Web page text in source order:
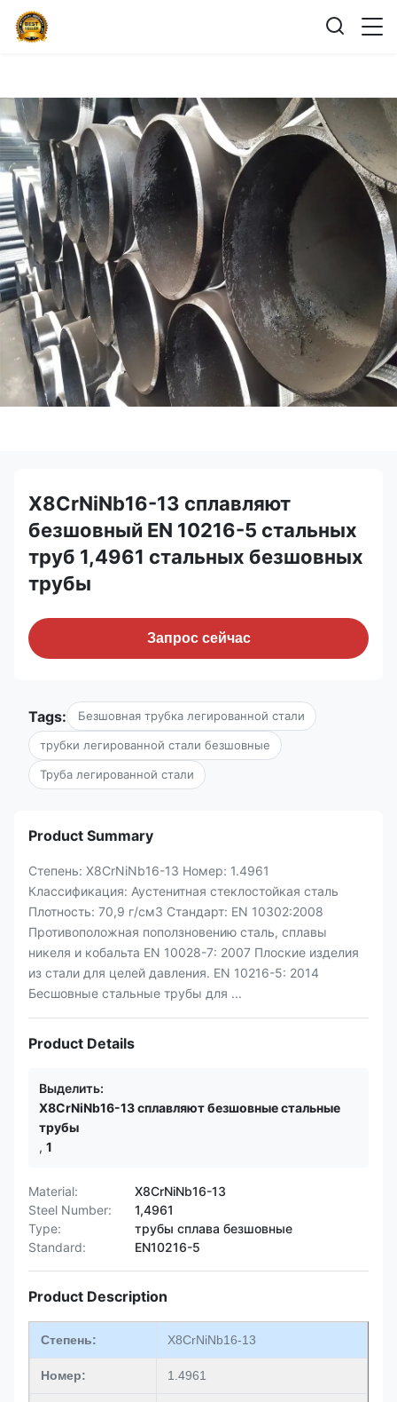
X8CrNiNb16-13 сплавляют
безшовный EN 10216-5 стальных
труб 1,4961 стальных безшовных
трубы
Запрос сейчас
Tags: Безшовная трубка легированной стали
трубки легированной стали безшовные
Труба легированной стали
Product Summary
Степень: X8CrNiNb16-13 Номер: 1.4961
Классификация: Аустенитная стеклостойкая сталь
Плотность: 70,9 г/см3 Стандарт: EN 10302:2008
Противоположная поползновению сталь, сплавы
никеля и кобальта EN 10028-7: 2007 Плоские изделия
из стали для целей давления. EN 10216-5: 2014
Бесшовные стальные трубы для ...
Product Details
Выделить:
X8CrNiNb16-13 сплавляют безшовные стальные
трубы
, 1
Material:
X8CrNiNb16-13
Steel Number:
1,4961
Type:
трубы сплава безшовные
Standard:
EN10216-5
Product Description
Степень: X8CrNiNb16-13
Номер: 1.4961